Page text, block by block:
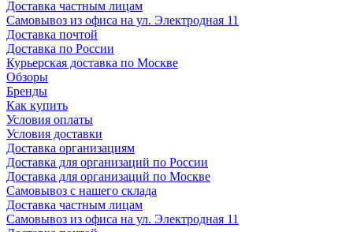
Доставка частным лицам
Самовывоз из офиса на ул. Электродная 11
Доставка почтой
Доставка по России
Курьерская доставка по Москве
Обзоры
Бренды
Как купить
Условия оплаты
Условия доставки
Доставка организациям
Доставка для организаций по России
Доставка для организаций по Москве
Самовывоз с нашего склада
Доставка частным лицам
Самовывоз из офиса на ул. Электродная 11